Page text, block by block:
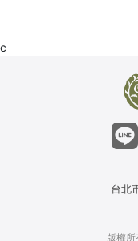
c
台北
版權